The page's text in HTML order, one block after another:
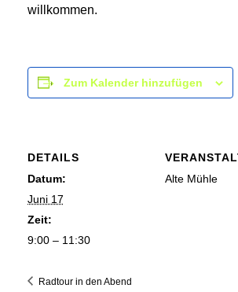
willkommen.
Zum Kalender hinzufügen
DETAILS
Datum:
Juni 17
Zeit:
9:00 – 11:30
Alte Mühle
Radtour in den Abend